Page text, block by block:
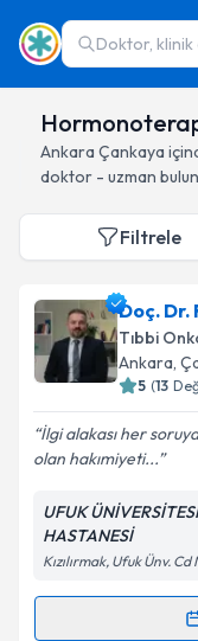
Doktor, klinik
Ankara Çankaya
doktor - uzman
Filtrele
Doç. Dr.
Tıbbi
Ankara,
5 (13
İlgi alakası her
olan hakımiyeti...
UFUK
HASTANESİ
Kızılırmak, Ufuk Ünv. Cd
Randevu